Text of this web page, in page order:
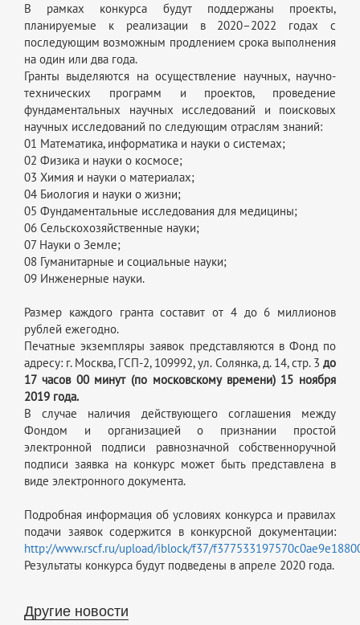
В рамках конкурса будут поддержаны проекты,
планируемые к реализации в 2020–2022 годах с
последующим возможным продлением срока выполнения
на один или два года.
Гранты выделяются на осуществление научных, научно-
технических программ и проектов, проведение
фундаментальных научных исследований и поисковых
научных исследований по следующим отраслям знаний:
01 Математика, информатика и науки о системах;
02 Физика и науки о космосе;
03 Химия и науки о материалах;
04 Биология и науки о жизни;
05 Фундаментальные исследования для медицины;
06 Сельскохозяйственные науки;
07 Науки о Земле;
08 Гуманитарные и социальные науки;
09 Инженерные науки.
Размер каждого гранта составит от 4 до 6 миллионов
рублей ежегодно.
Печатные экземпляры заявок представляются в Фонд по
адресу: г. Москва, ГСП-2, 109992, ул. Солянка, д. 14, стр. 3 до
17 часов 00 минут (по московскому времени) 15 ноября
2019 года.
В случае наличия действующего соглашения между
Фондом и организацией о признании простой
электронной подписи равнозначной собственноручной
подписи заявка на конкурс может быть представлена в
виде электронного документа.
Подробная информация об условиях конкурса и правилах
подачи заявок содержится в конкурсной документации:
http://www.rscf.ru/upload/iblock/f37/
Результаты конкурса будут подведены в апреле 2020 года.
Другие новости